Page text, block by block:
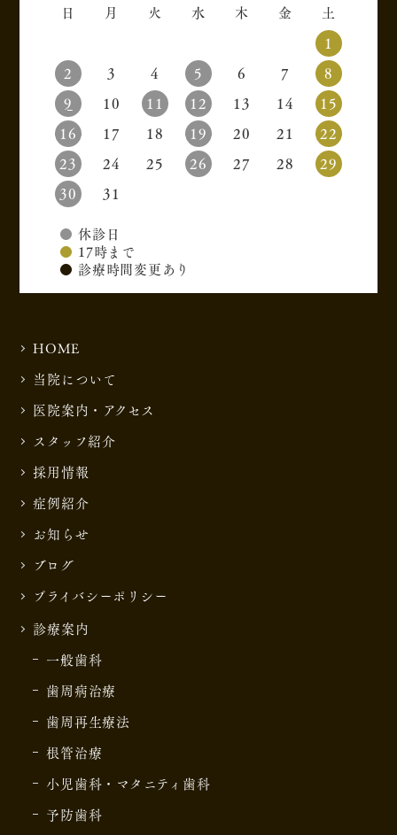
日 月 火 水 木 金 土
1
2
3 4 5 6 7
8
9
10 11 12 13 14
15
16
17 18 19 20 21
22
23
24 25 26 27 28
29
30
31
● 休診日
● 17時まで
● 診療時間変更あり
HOME
当院について
医院案内・アクセス
スタッフ紹介
採用情報
症例紹介
お知らせ
ブログ
プライバシーポリシー
診療案内
一般歯科
歯周病治療
歯周再生療法
根管治療
小児歯科・マタニティ歯科
予防歯科